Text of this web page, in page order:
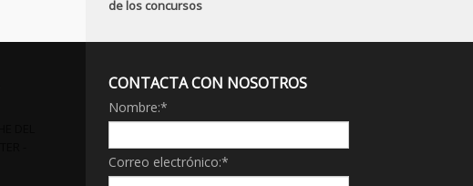
de los concursos
CONTACTA CON NOSOTROS
Nombre:*
Correo electrónico:*